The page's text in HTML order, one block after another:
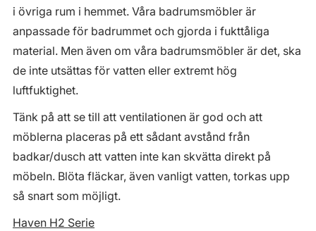
i övriga rum i hemmet. Våra badrumsmöbler är
anpassade för badrummet och gjorda i fukttåliga
material. Men även om våra badrumsmöbler är det, ska
de inte utsättas för vatten eller extremt hög
luftfuktighet.
Tänk på att se till att ventilationen är god och att
möblerna placeras på ett sådant avstånd från
badkar/dusch att vatten inte kan skvätta direkt på
möbeln. Blöta fläckar, även vanligt vatten, torkas upp
så snart som möjligt.
Haven H2 Serie